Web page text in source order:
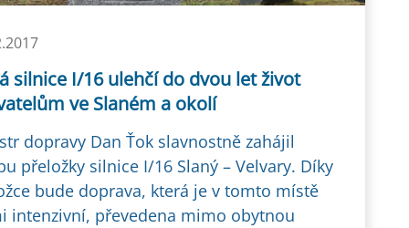
silnice I/16 ulehčí do dvou let život
ve Slaném a okolí
dopravy Dan Ťok slavnostně zahájil
přeložky silnice I/16 Slaný – Velvary. Díky
bude doprava, která je v tomto místě
intenzivní, převedena mimo obytnou